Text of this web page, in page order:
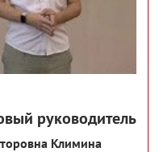
руководитель
Климина